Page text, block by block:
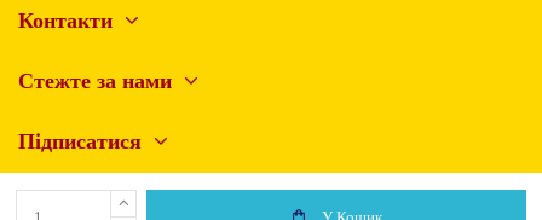
Контакти
Стежте за нами
Підписатися